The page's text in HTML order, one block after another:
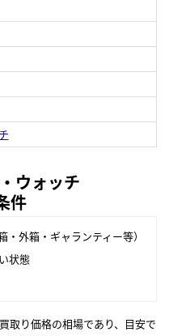
ウォッチ
件
外箱・ギャランティー等）
状態
取り価格の相場であり、目安で